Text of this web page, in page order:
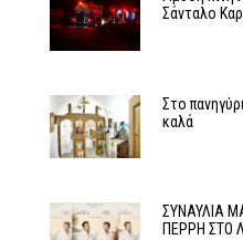
Σάνταλο
Στο
καλά
ΣΥΝΑΥΛΙΑ
ΠΕΡΡΗ ΣΤΟ